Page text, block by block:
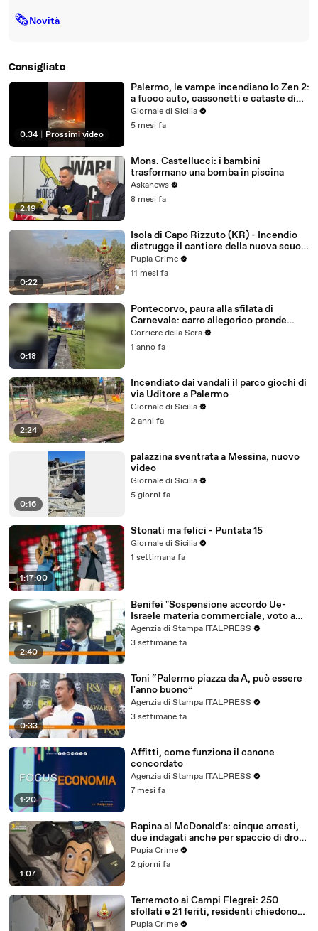
🗞Novità
Consigliato
0:34 Prossimi video
Palermo, le vampe incendiano lo Zen 2:
a fuoco auto, cassonetti e cataste di
legna
Giornale di Sicilia
5 mesi fa
2:19
Mons. Castellucci: i bambini
trasformano una bomba in piscina
Askanews
8 mesi fa
0:22
Isola di Capo Rizzuto (KR) - Incendio
distrugge il cantiere della nuova scuola
(18.09.25)
Pupia Crime
11 mesi fa
0:18
Pontecorvo, paura alla sfilata di
Carnevale: carro allegorico prende
fuoco, 5 intossicati e un bambino
ustionato
Corriere della Sera
1 anno fa
2:24
Incendiato dai vandali il parco giochi di
via Uditore a Palermo
Giornale di Sicilia
2 anni fa
0:16
palazzina sventrata a Messina, nuovo
video
Giornale di Sicilia
5 giorni fa
1:17:00
Stonati ma felici - Puntata 15
Giornale di Sicilia
1 settimana fa
2:40
Benifei "Sospensione accordo Ue-
Israele materia commerciale, voto a
maggioranza"
Agenzia di Stampa ITALPRESS
3 settimane fa
0:33
Toni “Palermo piazza da A, può essere
l'anno buono”
Agenzia di Stampa ITALPRESS
3 settimane fa
1:20
Affitti, come funziona il canone
concordato
Agenzia di Stampa ITALPRESS
7 mesi fa
1:07
Rapina al McDonald's: cinque arresti,
due indagati anche per spaccio di droga
(03.08.26)
Pupia Crime
2 giorni fa
Terremoto ai Campi Flegrei: 250
sfollati e 21 feriti, residenti chiedono
certezze sul futuro (01.08.26)
Pupia Crime